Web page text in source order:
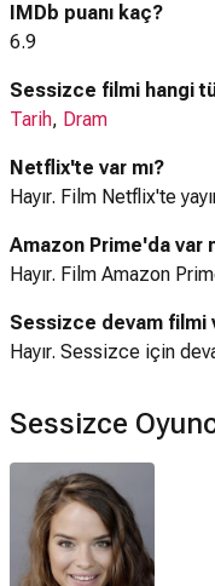
IMDb puanı kaç?
6.9
Sessizce filmi hangi
Tarih, Dram
Netflix'te var mı?
Hayır. Film Netflix'te
Amazon Prime'da var
Hayır. Film Amazon
Sessizce devam filmi
Hayır. Sessizce için
Sessizce